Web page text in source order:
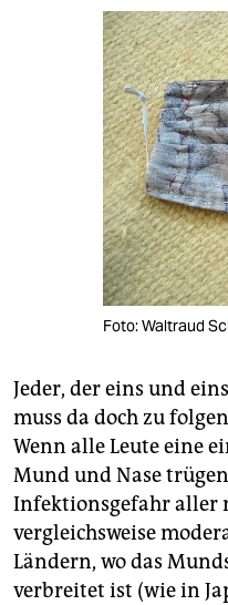
Foto: Waltraud
Jeder, der eins und
muss da doch zu
Wenn alle Leute eine
Mund und Nase
Infektionsgefahr aller
vergleichsweise
Ländern, wo das
verbreitet ist (wie in